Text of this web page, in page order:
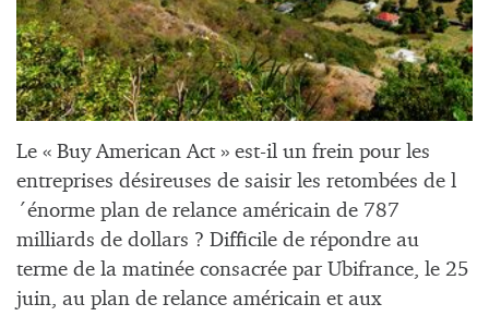
Le « Buy American Act » est-il un frein pour les
entreprises désireuses de saisir les retombées de l
´énorme plan de relance américain de 787
milliards de dollars ? Difficile de répondre au
terme de la matinée consacrée par Ubifrance, le 25
juin, au plan de relance américain et aux